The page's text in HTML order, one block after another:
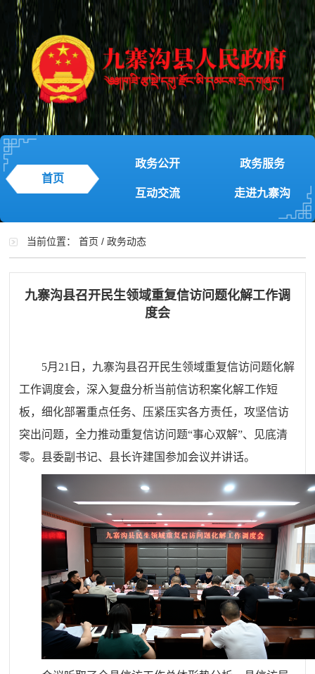
首页
政务公开 政务服务
互动交流 走进九寨沟
当前位置：首页 /政务动态
九寨沟县召开民生领域重复信访问题化解工作调
度会
5月21日，九寨沟县召开民生领域重复信访问题化解
工作调度会，深入复盘分析当前信访积案化解工作短
板，细化部署重点任务、压紧压实各方责任，攻坚信访
突出问题，全力推动重复信访问题“事心双解”、见底清
零。县委副书记、县长许建国参加会议并讲话。